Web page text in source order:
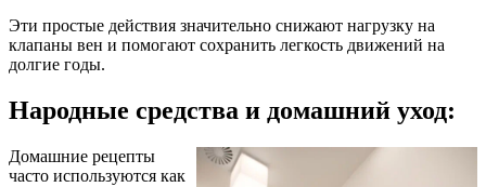
Эти простые действия значительно снижают нагрузку на
клапаны вен и помогают сохранить легкость движений на
долгие годы.
Народные средства и домашний уход:
Домашние рецепты
часто используются как